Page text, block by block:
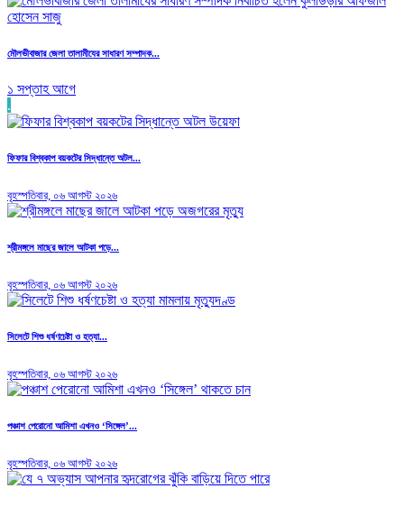
মৌলভীবাজার জেলা তালামীযের সাধারণ সম্পাদক...
১ সপ্তাহ আগে
.
ফিফার বিশ্বকাপ বয়কটের সিদ্ধান্তে অটল...
বৃহস্পতিবার, ০৬ আগস্ট ২০২৬
শ্রীমঙ্গলে মাছের জালে আটকা পড়ে...
বৃহস্পতিবার, ০৬ আগস্ট ২০২৬
সিলেটে শিশু ধর্ষণচেষ্টা ও হত্যা...
বৃহস্পতিবার, ০৬ আগস্ট ২০২৬
পঞ্চাশ পেরোনো আমিশা এখনও ‘সিঙ্গেল’...
বৃহস্পতিবার, ০৬ আগস্ট ২০২৬